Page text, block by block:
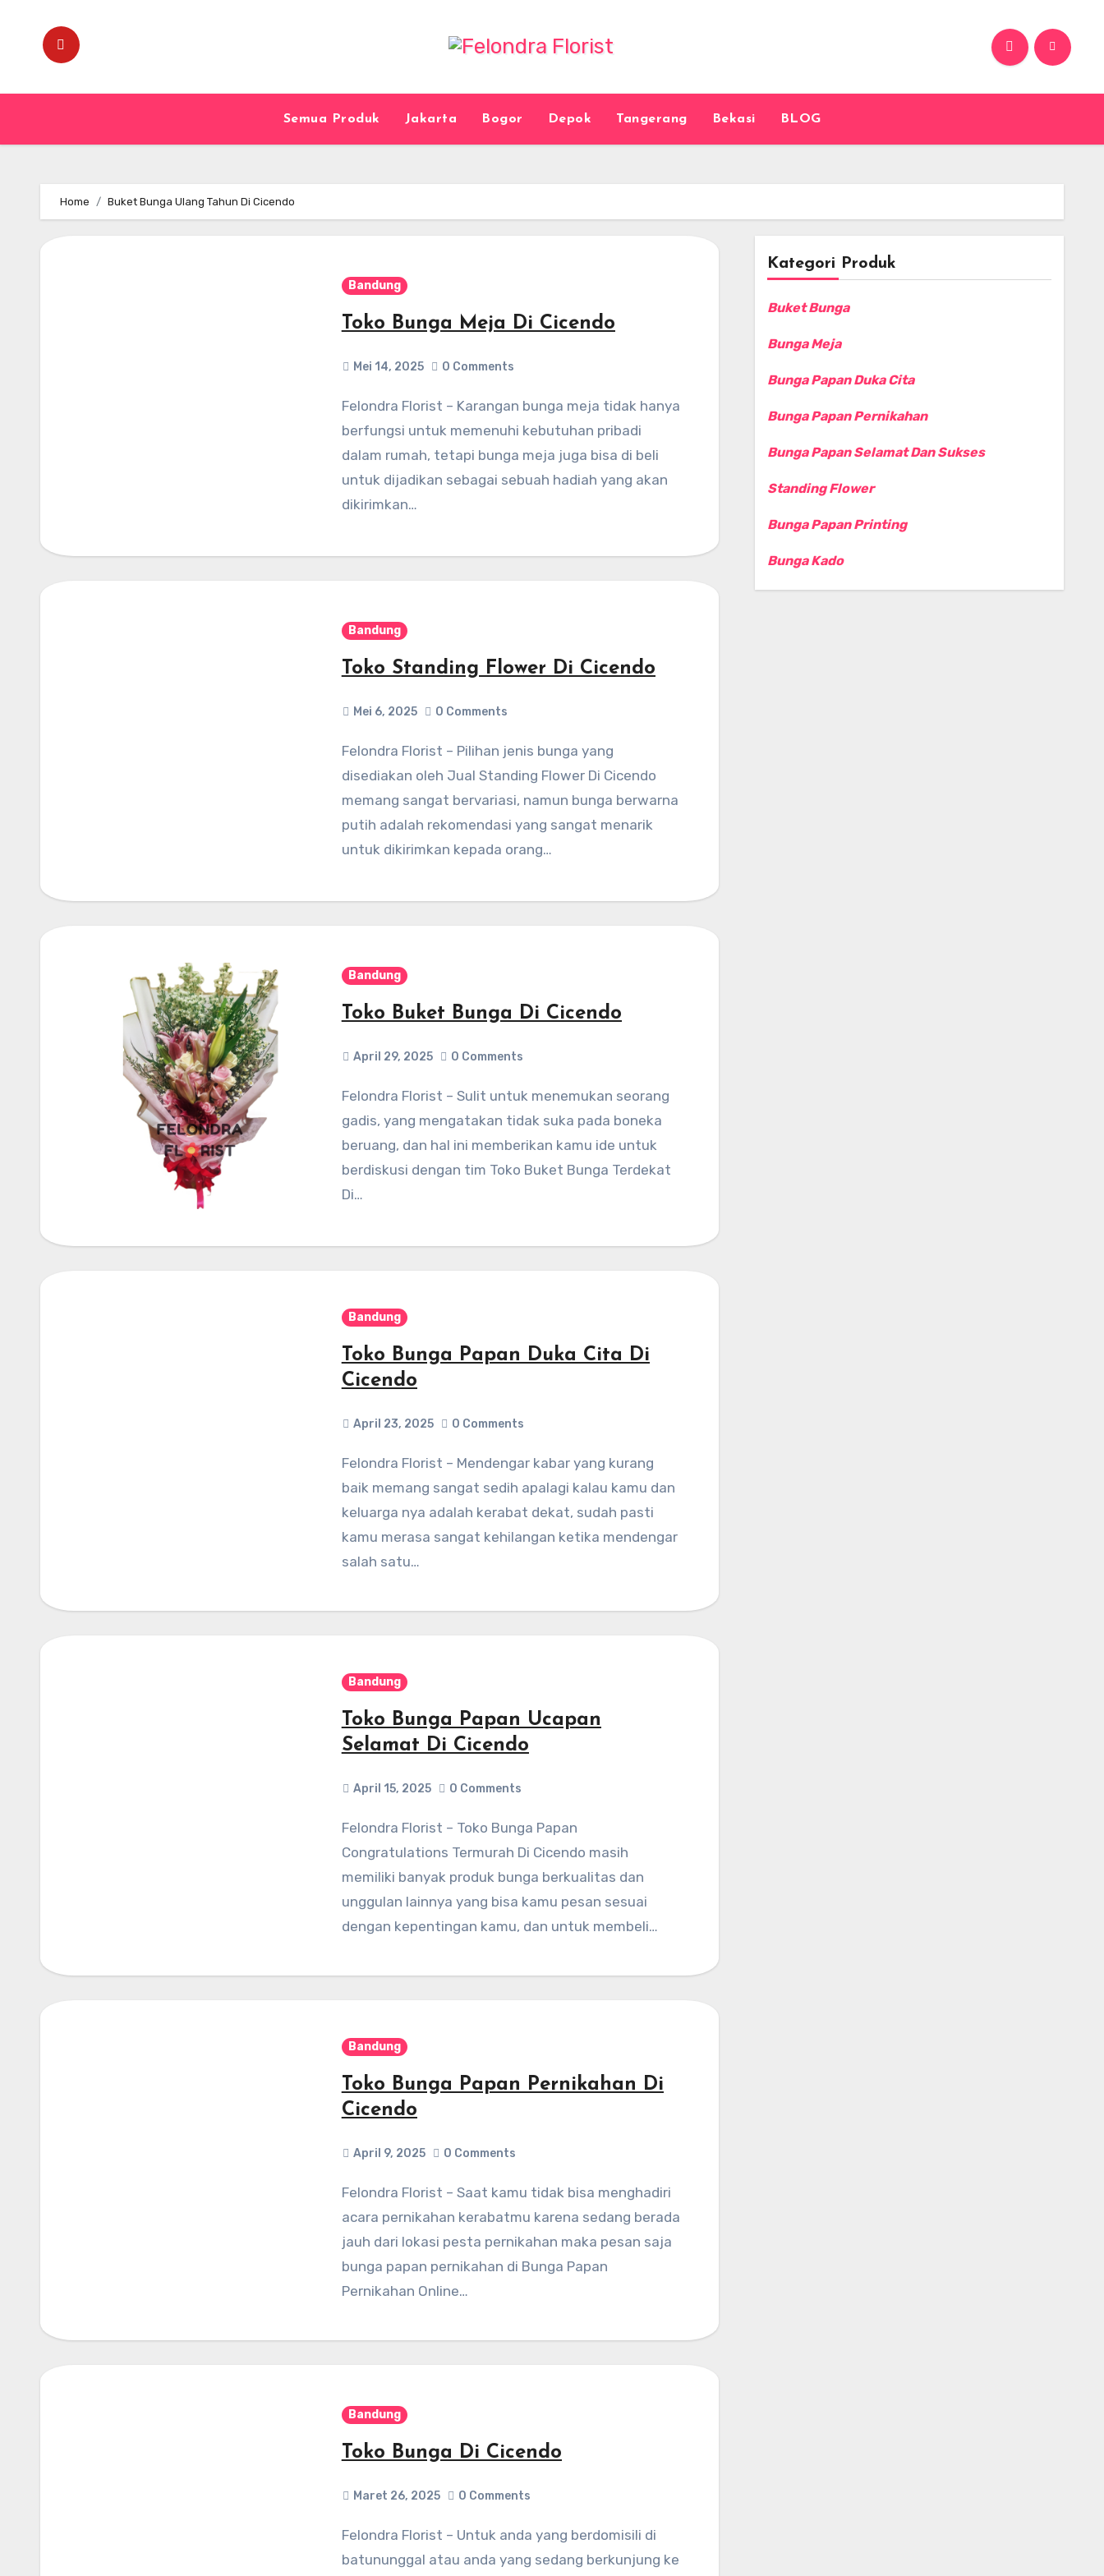
content
Semua Produk Jakarta Bogor Depok Tangerang Bekasi BLOG
Home Buket Bunga Ulang Tahun Di Cicendo
Bandung
Toko Bunga Meja Di Cicendo
Mei 14, 2025 0 Comments
Felondra Florist – Karangan bunga meja tidak hanya
berfungsi untuk memenuhi kebutuhan pribadi
dalam rumah, tetapi bunga meja juga bisa di beli
untuk dijadikan sebagai sebuah hadiah yang akan
dikirimkan…
Bandung
Toko Standing Flower Di Cicendo
Mei 6, 2025 0 Comments
Felondra Florist – Pilihan jenis bunga yang
disediakan oleh Jual Standing Flower Di Cicendo
memang sangat bervariasi, namun bunga berwarna
putih adalah rekomendasi yang sangat menarik
untuk dikirimkan kepada orang…
Bandung
Toko Buket Bunga Di Cicendo
April 29, 2025 0 Comments
Felondra Florist – Sulit untuk menemukan seorang
gadis, yang mengatakan tidak suka pada boneka
beruang, dan hal ini memberikan kamu ide untuk
berdiskusi dengan tim Toko Buket Bunga Terdekat
Di…
Bandung
Toko Bunga Papan Duka Cita Di
Cicendo
April 23, 2025 0 Comments
Felondra Florist – Mendengar kabar yang kurang
baik memang sangat sedih apalagi kalau kamu dan
keluarga nya adalah kerabat dekat, sudah pasti
kamu merasa sangat kehilangan ketika mendengar
salah satu…
Bandung
Toko Bunga Papan Ucapan
Selamat Di Cicendo
April 15, 2025 0 Comments
Felondra Florist – Toko Bunga Papan
Congratulations Termurah Di Cicendo masih
memiliki banyak produk bunga berkualitas dan
unggulan lainnya yang bisa kamu pesan sesuai
dengan kepentingan kamu, dan untuk membeli…
Bandung
Toko Bunga Papan Pernikahan Di
Cicendo
April 9, 2025 0 Comments
Felondra Florist – Saat kamu tidak bisa menghadiri
acara pernikahan kerabatmu karena sedang berada
jauh dari lokasi pesta pernikahan maka pesan saja
bunga papan pernikahan di Bunga Papan
Pernikahan Online…
Bandung
Toko Bunga Di Cicendo
Maret 26, 2025 0 Comments
Felondra Florist – Untuk anda yang berdomisili di
batununggal atau anda yang sedang berkunjung ke
Kategori Produk
Buket Bunga
Bunga Meja
Bunga Papan Duka Cita
Bunga Papan Pernikahan
Bunga Papan Selamat Dan Sukses
Standing Flower
Bunga Papan Printing
Bunga Kado